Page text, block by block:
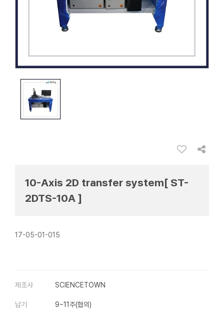
10-Axis 2D transfer system[ ST-
2DTS-10A ]
17-05-01-015
제조사 SCIENCETOWN
납기 9~11주(협의)